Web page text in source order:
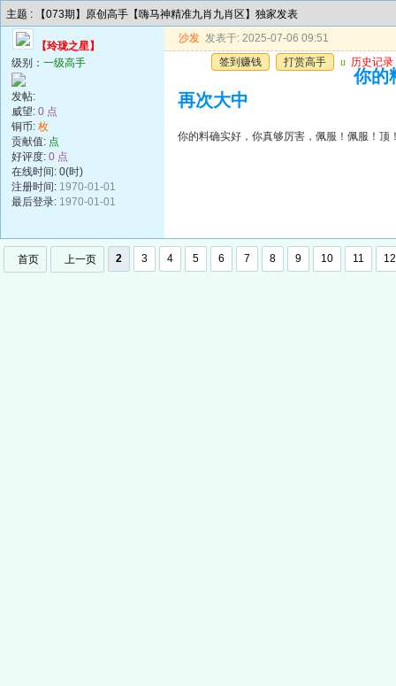
主题 : 【073期】原创高手【嗨马神精准九肖九肖区】独家发表
【玲珑之星】
级别： 一级高手
发帖:
威望: 0 点
铜币: 枚
贡献值: 点
好评度: 0 点
在线时间: 0(时)
注册时间: 1970-01-01
最后登录: 1970-01-01
沙发 发表于: 2025-07-06 09:51
签到赚钱
打赏高手 u 历史记录
你的
再次大中
你的料确实好，你真够厉害，佩服！佩服！顶
首页 上一页 2 3 4 5 6 7 8 9 10 11 12